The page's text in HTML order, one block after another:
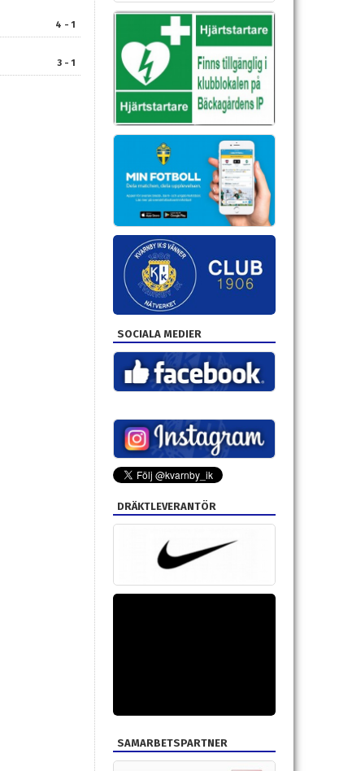
4 - 1
3 - 1
SOCIALA MEDIER
DRÄKTLEVERANTÖR
SAMARBETSPARTNER